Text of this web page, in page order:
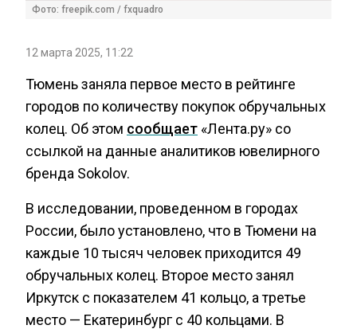
Фото: freepik.com / fxquadro
12 марта 2025, 11:22
Тюмень заняла первое место в рейтинге
городов по количеству покупок обручальных
колец. Об этом сообщает «Лента.ру» со
ссылкой на данные аналитиков ювелирного
бренда Sokolov.
В исследовании, проведенном в городах
России, было установлено, что в Тюмени на
каждые 10 тысяч человек приходится 49
обручальных колец. Второе место занял
Иркутск с показателем 41 кольцо, а третье
место — Екатеринбург с 40 кольцами. В